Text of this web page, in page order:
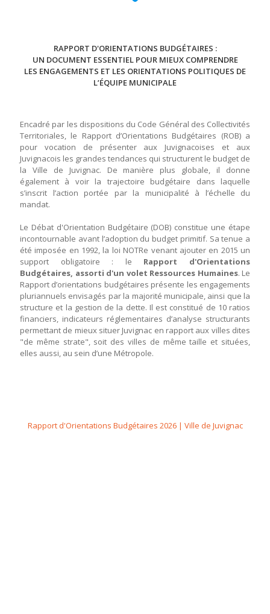
RAPPORT D'ORIENTATIONS BUDGÉTAIRES :
UN DOCUMENT ESSENTIEL POUR MIEUX COMPRENDRE
LES ENGAGEMENTS ET LES ORIENTATIONS POLITIQUES DE
L’ÉQUIPE MUNICIPALE
Encadré par les dispositions du Code Général des Collectivités
Territoriales, le Rapport d’Orientations Budgétaires (ROB) a
pour vocation de présenter aux Juvignacoises et aux
Juvignacois les grandes tendances qui structurent le budget de
la Ville de Juvignac. De manière plus globale, il donne
également à voir la trajectoire budgétaire dans laquelle
s’inscrit l’action portée par la municipalité à l’échelle du
mandat.
Le Débat d'Orientation Budgétaire (DOB) constitue une étape
incontournable avant l’adoption du budget primitif. Sa tenue a
été imposée en 1992, la loi NOTRe venant ajouter en 2015 un
support obligatoire : le Rapport d'Orientations
Budgétaires, assorti d'un volet Ressources Humaines. Le
Rapport d’orientations budgétaires présente les engagements
pluriannuels envisagés par la majorité municipale, ainsi que la
structure et la gestion de la dette. Il est constitué de 10 ratios
financiers, indicateurs réglementaires d’analyse structurants
permettant de mieux situer Juvignac en rapport aux villes dites
"de même strate", soit des villes de même taille et situées,
elles aussi, au sein d’une Métropole.
Rapport d'Orientations Budgétaires 2026 | Ville de Juvignac